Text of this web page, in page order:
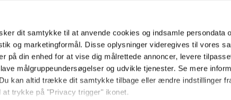
dit samtykke til at anvende cookies og indsamle persondata
og marketingformål. Disse oplysninger videregives til vores
på din enhed for at vise dig målrettede annoncer, levere
målgruppeundersøgelser og udvikle tjenester. Se mere
kan altid trække dit samtykke tilbage eller ændre indstillinger
at trykke på "Privacy trigger" ikonet.
Cengiz efter kold luft: Vi har ikke
brug for Mikkel Kessler
Geggo